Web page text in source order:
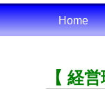
Home
【 経